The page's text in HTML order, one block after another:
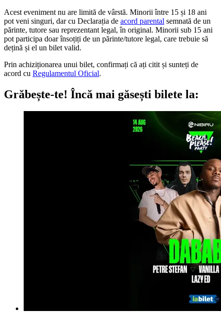
Acest eveniment nu are limită de vârstă. Minorii între 15 și 18 ani
pot veni singuri, dar cu Declarația de acord parental semnată de un
părinte, tutore sau reprezentant legal, în original. Minorii sub 15 ani
pot participa doar însoțiți de un părinte/tutore legal, care trebuie să
dețină și el un bilet valid.
Prin achiziționarea unui bilet, confirmați că ați citit și sunteți de
acord cu Regulamentul Oficial.
Grăbește-te! Încă mai găsești bilete la: